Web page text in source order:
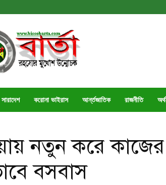
সারাদেশ করোনা ভাইরাস আর্ন্তজাতিক রাজনীতি
নতুন করে
বসবাস